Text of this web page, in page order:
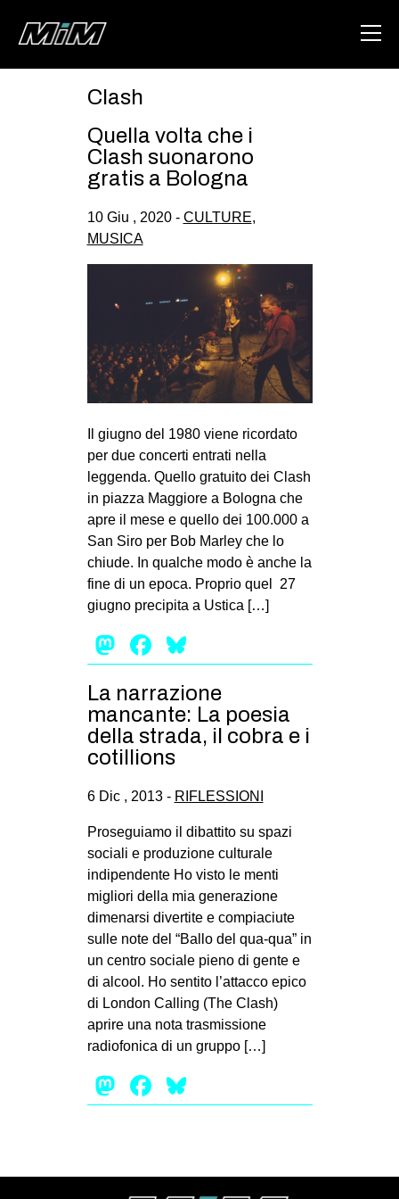
ABOUT
AREA
DEGENERAZIONE
CSOA LAMBRETTA
MSM
STUDENTI TSUNAMI
ZAM
MOBILITAZIONI
SPAZI
SPORT POPOLARE
MOVIMENTI
AMBIENTE
ANTIFASCISMO
MIGRAZIONI
PRECARIATO
REPRESSIONE
ARTE
CINEMA
MANIFESTI
MUSICA
RECENSIONI
INTERNAZIONALE
ESTREMO ORIENTE
Clash
Quella volta che i
Clash suonarono
gratis a Bologna
10 Giu , 2020 - CULTURE,
MUSICA
Il giugno del 1980 viene ricordato
per due concerti entrati nella
leggenda. Quello gratuito dei Clash
in piazza Maggiore a Bologna che
apre il mese e quello dei 100.000 a
San Siro per Bob Marley che lo
chiude. In qualche modo è anche la
fine di un epoca. Proprio quel 27
giugno precipita a Ustica […]
Mastodon
Facebook
La narrazione
mancante: La poesia
della strada, il cobra e i
cotillions
6 Dic , 2013 - RIFLESSIONI
Proseguiamo il dibattito su spazi
sociali e produzione culturale
indipendente Ho visto le menti
migliori della mia generazione
dimenarsi divertite e compiaciute
sulle note del “Ballo del qua-qua” in
un centro sociale pieno di gente e
di alcool. Ho sentito l’attacco epico
di London Calling (The Clash)
aprire una nota trasmissione
radiofonica di un gruppo […]
Mastodon
Facebook